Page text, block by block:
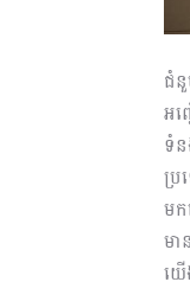
ជំ
អ
ទំ
ប្
ម
មា
យើ